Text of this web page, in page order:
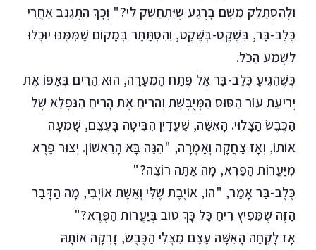
וּלְהִסְתַּלֵּק מִשָּׁם בָּרֶגַע שֶׁיִּתְחַשֵּׁק לִי?" וְכָךְ הִתְגַּנֵּב אַחֲרֵי
כֶּלֶב-בַּר, בְּשֶׁקֶט-בְּשֶׁקֶט, וְהִסְתַּתֵּר בְּמָקוֹם שֶׁמִּמֶּנּוּ יוּכְלוּ
לִשְׁמֹע הַכֹּל.
כְּשֶׁהִגִּיעַ כֶּלֶב-בַּר אֶל פֶּתַח הַמְּעָרָה, הוּא הֵרִים בְּאַפּוֹ אֶת
יְרִיעַת עוֹר הַסּוּס הַמְּיֻבֶּשֶׁת וְהֵרִיחַ אֶת הָרֵיחַ הַנִּפְלָא שֶׁל
הַכֶּבֶשׂ הַצָּלוּי. הָאִשָּׁה, שֶׁעֲדַיִן הִבִּיטָה בָּעֶצֶם, שָׁמְעָה
אוֹתוֹ, וְאָז צָחֲקָה וְאָמְרָה, "הִנֵּה בָּא הָרִאשׁוֹן. יְצוּר פֶּרֶא
מִיַּעֲרוֹת הַפֶּרֶא, מָה אַתָּה רוֹצֶה?"
כֶּלֶב-בַּר אָמַר, "הוֹ, אוֹיֶבֶת שֶׁלִּי וְאֵשֶׁת אוֹיְבִי, מָה הַדָּבָר
הַזֶּה שֶׁמֵּפִיץ רֵיחַ כָּל כָּךְ טוֹב בְּיַעֲרוֹת הַפֶּרֶא?"
אָז לָקְחָה הָאִשָּׁה עֶצֶם מִצְּלִי הַכֶּבֶשׂ, זָרְקָה אוֹתָהּ